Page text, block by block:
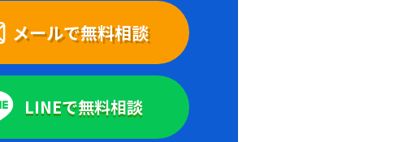
メールで無料相談
LINEで無料相談